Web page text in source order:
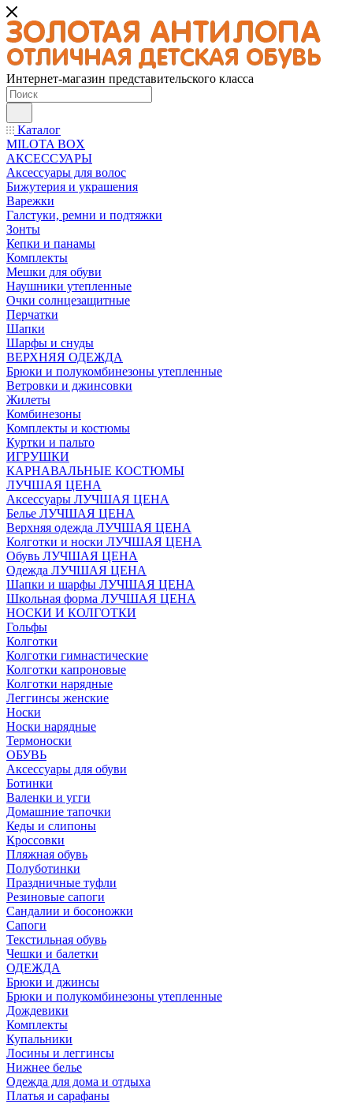
Интернет-магазин представительского класса
Каталог
MILOTA BOX
АКСЕССУАРЫ
Аксессуары для волос
Бижутерия и украшения
Варежки
Галстуки, ремни и подтяжки
Зонты
Кепки и панамы
Комплекты
Мешки для обуви
Наушники утепленные
Очки солнцезащитные
Перчатки
Шапки
Шарфы и снуды
ВЕРХНЯЯ ОДЕЖДА
Брюки и полукомбинезоны утепленные
Ветровки и джинсовки
Жилеты
Комбинезоны
Комплекты и костюмы
Куртки и пальто
ИГРУШКИ
КАРНАВАЛЬНЫЕ КОСТЮМЫ
ЛУЧШАЯ ЦЕНА
Аксессуары ЛУЧШАЯ ЦЕНА
Белье ЛУЧШАЯ ЦЕНА
Верхняя одежда ЛУЧШАЯ ЦЕНА
Колготки и носки ЛУЧШАЯ ЦЕНА
Обувь ЛУЧШАЯ ЦЕНА
Одежда ЛУЧШАЯ ЦЕНА
Шапки и шарфы ЛУЧШАЯ ЦЕНА
Школьная форма ЛУЧШАЯ ЦЕНА
НОСКИ И КОЛГОТКИ
Гольфы
Колготки
Колготки гимнастические
Колготки капроновые
Колготки нарядные
Леггинсы женские
Носки
Носки нарядные
Термоноски
ОБУВЬ
Аксессуары для обуви
Ботинки
Валенки и угги
Домашние тапочки
Кеды и слипоны
Кроссовки
Пляжная обувь
Полуботинки
Праздничные туфли
Резиновые сапоги
Сандалии и босоножки
Сапоги
Текстильная обувь
Чешки и балетки
ОДЕЖДА
Брюки и джинсы
Брюки и полукомбинезоны утепленные
Дождевики
Комплекты
Купальники
Лосины и леггинсы
Нижнее белье
Одежда для дома и отдыха
Платья и сарафаны